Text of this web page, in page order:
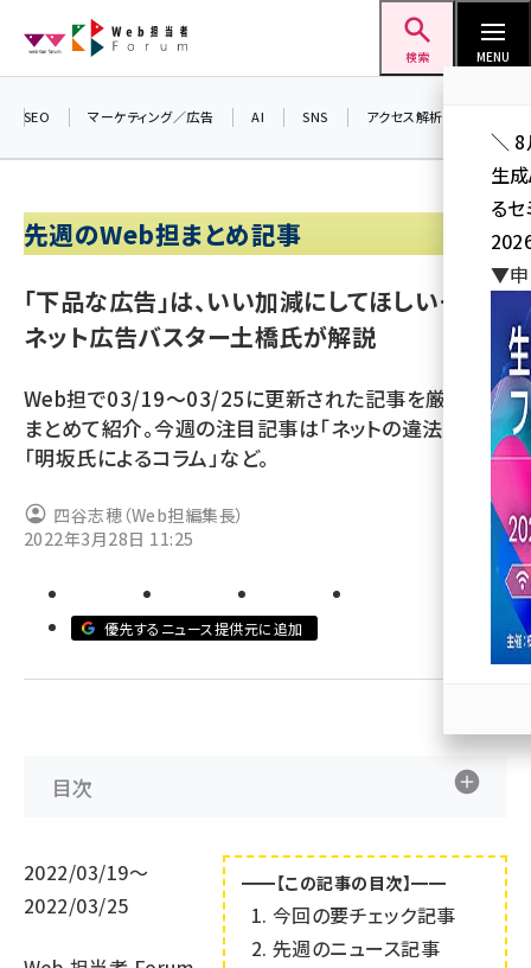
ン
検索 MENU
ai (2804)
youtube (2431)
note (2312)
セミナー (2306)
meo (1275)
SEO マーケティング／広告 AI SNS アクセス解析／データ分析
先週のWeb担まとめ記事
「下品な広告」は、いい加減にしてほしい…！
ネット広告バスター土橋氏が解説
Web担で03/19～03/25に更新された記事を厳選して
まとめて紹介。今週の注目記事は「ネットの違法広告」
「明坂氏によるコラム」など。
四谷志穂（Web担編集長）
2022年3月28日 11:25
優先するニュース提供元に追加
目次
━━【この記事の目次】━━
今回の要チェック記事
先週のニュース記事
2022/03/19～
2022/03/25
＼ 8
生
る
▼申